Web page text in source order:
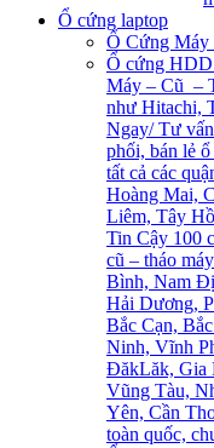
Ổ cứng laptop
Ổ Cứng Máy
Ổ cứng
Máy – Cũ –
như Hitachi,
Ngay/ Tư
phối, bán lẻ
tất cả các
Hoàng Mai,
Liêm, Tây
Tin Cậy 100
cũ – tháo
Bình, Nam
Hải Dương,
Bắc Cạn,
Ninh, Vĩnh
ĐăkLăk, Gia
Vũng Tàu,
Yên, Cần
toàn quốc,